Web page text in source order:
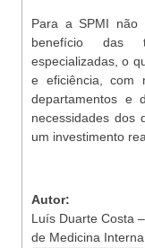
Para a SPMI não
benefício das
especializadas, o
e eficiência, com
departamentos e
necessidades dos
um investimento
Autor:
Luís Duarte Costa
de Medicina Interna